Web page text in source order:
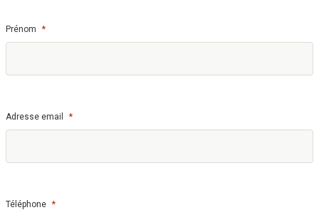
Prénom *
Adresse email *
Téléphone *